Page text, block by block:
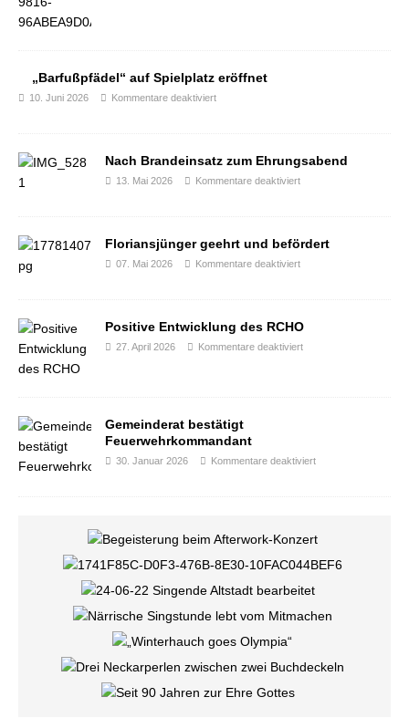
„Barfußpfädel“ auf Spielplatz eröffnet
10. Juni 2026 Kommentare deaktiviert
Nach Brandeinsatz zum Ehrungsabend
13. Mai 2026 Kommentare deaktiviert
Floriansjünger geehrt und befördert
07. Mai 2026 Kommentare deaktiviert
Positive Entwicklung des RCHO
27. April 2026 Kommentare deaktiviert
Gemeinderat bestätigt
Feuerwehrkommandant
30. Januar 2026 Kommentare deaktiviert